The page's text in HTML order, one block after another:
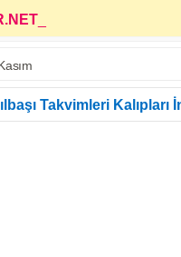
Takvimleri Kalıpları